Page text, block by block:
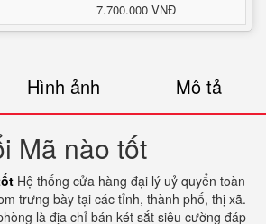
7.700.000 VNĐ
Hình ảnh Mô tả
Mã nào tốt
Hệ thống cửa hàng đại lý uỷ quyển toàn
trưng bày tại các tỉnh, thành phố, thị xã.
là địa chỉ bán két sắt siêu cường đáp